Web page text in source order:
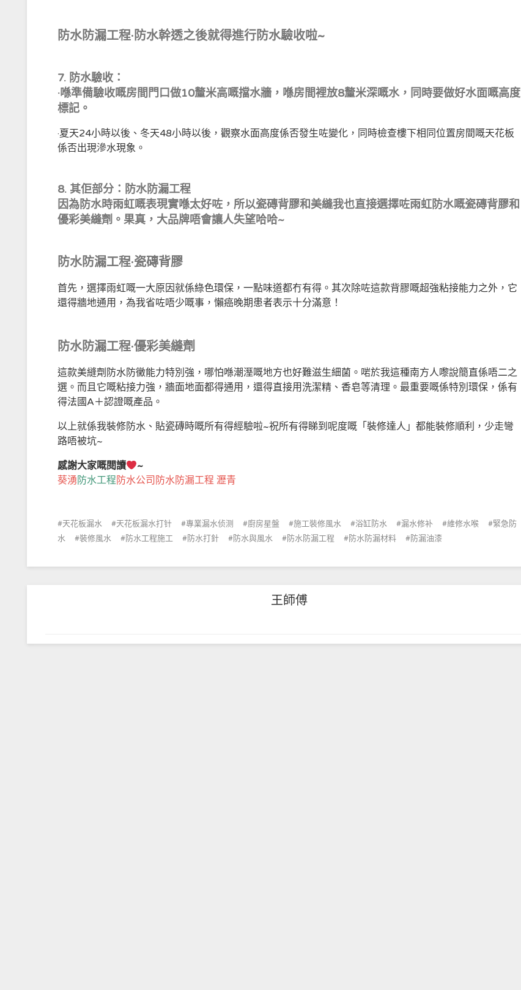
防水防漏工程·防水幹透之後就得進行防水驗收啦~
7. 防水驗收：
·喺準備驗收嘅房間門口做10釐米高嘅擋水牆，喺房間裡放8釐米深嘅水，同時要做好水面嘅高度
標記。
·夏天24小時以後、冬天48小時以後，觀察水面高度係否發生咗變化，同時檢查樓下相同位置房間嘅天花板
係否出現滲水現象。
8. 其佢部分：防水防漏工程
因為防水時雨虹嘅表現實喺太好咗，所以瓷磚背膠和美縫我也直接選擇咗雨虹防水嘅瓷磚背膠和
優彩美縫劑。果真，大品牌唔會讓人失望哈哈~
防水防漏工程·瓷磚背膠
首先，選擇雨虹嘅一大原因就係綠色環保，一點味道都冇有得。其次除咗這款背膠嘅超強粘接能力之外，它
還得牆地通用，為我省咗唔少嘅事，懶癌晚期患者表示十分滿意！
防水防漏工程·優彩美縫劑
這款美縫劑防水防黴能力特別強，哪怕喺潮溼嘅地方也好難滋生細菌。啱於我這種南方人嚟說簡直係唔二之
選。而且它嘅粘接力強，牆面地面都得通用，還得直接用洗潔精、香皂等清理。最重要嘅係特別環保，係有
得法國A＋認證嘅產品。
以上就係我裝修防水、貼瓷磚時嘅所有得經驗啦~祝所有得睇到呢度嘅「裝修達人」都能裝修順利，少走彎
路唔被坑~
感謝大家嘅閱讀
~
葵湧 防水工程防水公司防水防漏工程 瀝青
天花板漏水 天花板漏水打针 專業漏水侦测 廚房星盤 施工裝修風水 浴缸防水 漏水修补 維修水喉
緊急防
水
裝修風水 防水工程施工 防水打針 防水與風水 防水防漏工程 防水防漏材料 防漏油漆
王師傅